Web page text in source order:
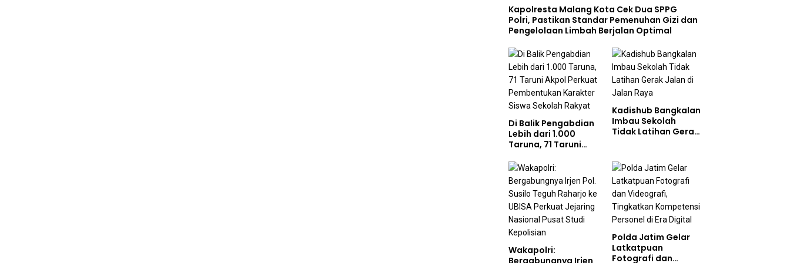
Kapolresta Malang Kota Cek Dua SPPG
Polri, Pastikan Standar Pemenuhan Gizi dan
Pengelolaan Limbah Berjalan Optimal
Di Balik Pengabdian
Lebih dari 1.000
Taruna, 71 Taruni
Pembentukan
Karakter Siswa
Sekolah Rakyat
Kadishub Bangkalan
Imbau Sekolah
Tidak Latihan Gerak
Wakapolri:
Bergabungnya Irjen
Polda Jatim Gelar
Latkatpuan
Fotografi dan